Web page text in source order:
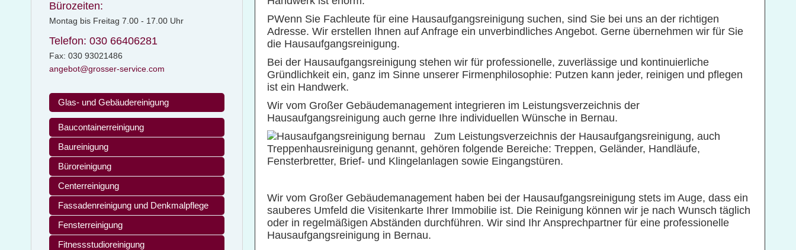
Bürozeiten:
Montag bis Freitag 7.00 - 17.00 Uhr
Telefon: 030 66406281
Fax: 030 93021486
angebot@grosser-service.com
Glas- und Gebäudereinigung
Baucontainerreinigung
Baureinigung
Büroreinigung
Centerreinigung
Fassadenreinigung und Denkmalpflege
Fensterreinigung
Fitnessstudioreinigung
PWenn Sie Fachleute für eine Hausaufgangsreinigung suchen, sind Sie bei uns an der richtigen
Adresse. Wir erstellen Ihnen auf Anfrage ein unverbindliches Angebot. Gerne übernehmen wir für Sie
die Hausaufgangsreinigung.
Bei der Hausaufgangsreinigung stehen wir für professionelle, zuverlässige und kontinuierliche
Gründlichkeit ein, ganz im Sinne unserer Firmenphilosophie: Putzen kann jeder, reinigen und pflegen
ist ein Handwerk.
Wir vom Großer Gebäudemanagement integrieren im Leistungsverzeichnis der
Hausaufgangsreinigung auch gerne Ihre individuellen Wünsche in Bernau.
Zum Leistungsverzeichnis der Hausaufgangsreinigung, auch
Treppenhausreinigung genannt, gehören folgende Bereiche: Treppen, Geländer, Handläufe,
Fensterbretter, Brief- und Klingelanlagen sowie Eingangstüren.
Wir vom Großer Gebäudemanagement haben bei der Hausaufgangsreinigung stets im Auge, dass ein
sauberes Umfeld die Visitenkarte Ihrer Immobilie ist. Die Reinigung können wir je nach Wunsch täglich
oder in regelmäßigen Abständen durchführen. Wir sind Ihr Ansprechpartner für eine professionelle
Hausaufgangsreinigung in Bernau.